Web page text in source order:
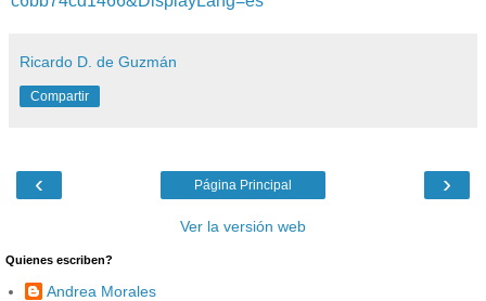
Ricardo D. de Guzmán
Compartir
‹ ›
Página Principal
Ver la versión web
Quienes escriben?
Andrea Morales